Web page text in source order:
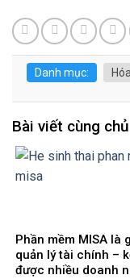
Danh mục:
Bài viết cùng
Phần mềm MISA là
quản lý tài chính –
được nhiều doanh